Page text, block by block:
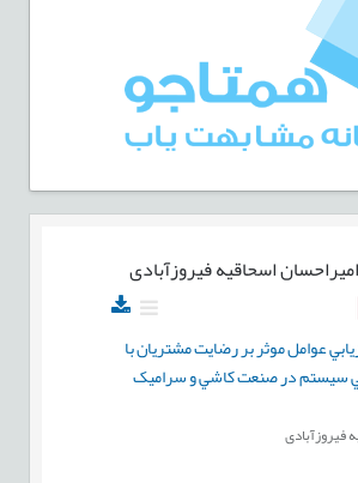
اسحاقیه فیروزآبادی
عوامل موثر بر رضايت مشتريان با
سيستم در صنعت کاشي و سراميک